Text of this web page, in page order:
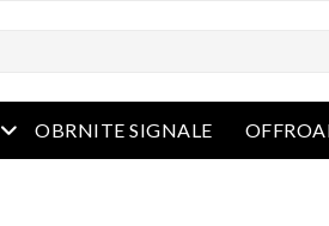
odprt meni
OBRNITE SIGNALE